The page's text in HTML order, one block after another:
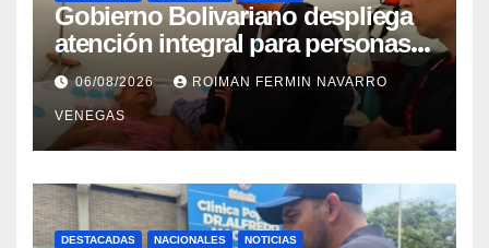
Gobierno Bolivariano despliega
atención integral para personas
con discapacidad en
campamentos de La Guaira
06/08/2026 ROIMAN FERMIN NAVARRO
VENEGAS
DESTACADAS NACIONALES NOTICIAS